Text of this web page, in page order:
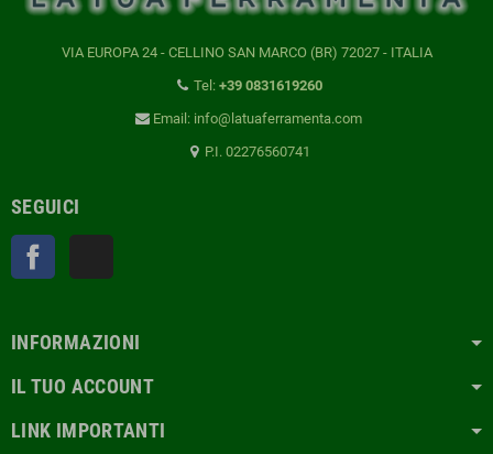
VIA EUROPA 24 - CELLINO SAN MARCO (BR) 72027 - ITALIA
Tel: +39 0831619260
Email: info@latuaferramenta.com
P.I. 02276560741
SEGUICI
INFORMAZIONI
IL TUO ACCOUNT
LINK IMPORTANTI